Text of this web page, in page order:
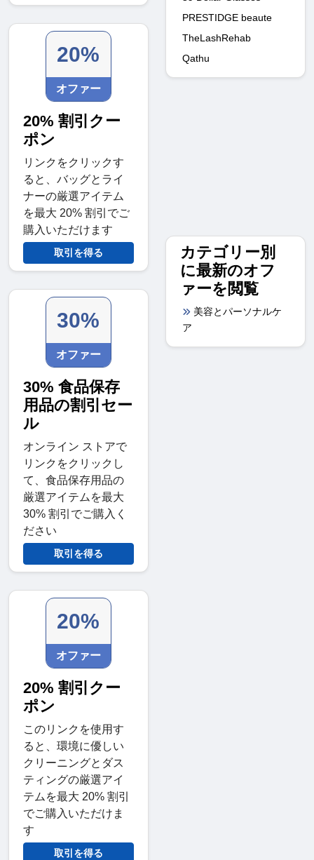
20%
オファー
20% 割引クー
ポン
リンクをクリックす
ると、バッグとライ
ナーの厳選アイテム
を最大 20% 割引でご
購入いただけます
取引を得る
30%
オファー
30% 食品保存
用品の割引セー
ル
オンライン ストアで
リンクをクリックし
て、食品保存用品の
厳選アイテムを最大
30% 割引でご購入く
ださい
取引を得る
20%
オファー
20% 割引クー
ポン
このリンクを使用す
ると、環境に優しい
クリーニングとダス
ティングの厳選アイ
テムを最大 20% 割引
でご購入いただけま
す
取引を得る
PRESTIDGE beaute
TheLashRehab
Qathu
カテゴリー別
に最新のオフ
ァーを閲覧
美容とパーソナルケ
ア